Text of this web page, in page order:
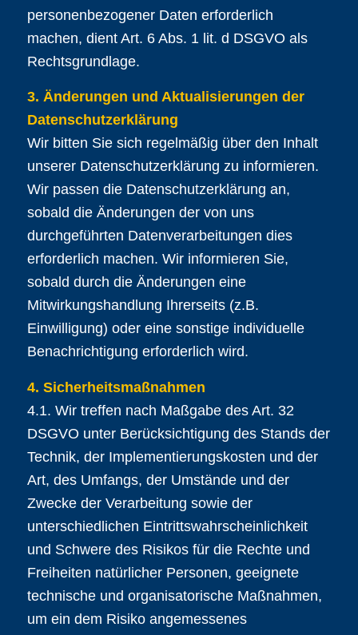
personenbezogener Daten erforderlich
machen, dient Art. 6 Abs. 1 lit. d DSGVO als
Rechtsgrundlage.
3. Änderungen und Aktualisierungen der
Datenschutzerklärung
Wir bitten Sie sich regelmäßig über den Inhalt
unserer Datenschutzerklärung zu informieren.
Wir passen die Datenschutzerklärung an,
sobald die Änderungen der von uns
durchgeführten Datenverarbeitungen dies
erforderlich machen. Wir informieren Sie,
sobald durch die Änderungen eine
Mitwirkungshandlung Ihrerseits (z.B.
Einwilligung) oder eine sonstige individuelle
Benachrichtigung erforderlich wird.
4. Sicherheitsmaßnahmen
4.1. Wir treffen nach Maßgabe des Art. 32
DSGVO unter Berücksichtigung des Stands der
Technik, der Implementierungskosten und der
Art, des Umfangs, der Umstände und der
Zwecke der Verarbeitung sowie der
unterschiedlichen Eintrittswahrscheinlichkeit
und Schwere des Risikos für die Rechte und
Freiheiten natürlicher Personen, geeignete
technische und organisatorische Maßnahmen,
um ein dem Risiko angemessenes